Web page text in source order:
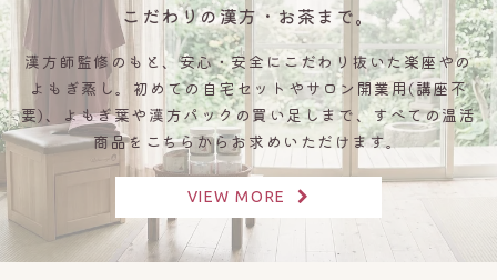
こだわりの漢方・お茶まで。
漢方師監修のもと、安心・安全にこだわり抜いた楽座やの
よもぎ蒸し。初めての自宅セットやサロン開業用(講座不
要)、よもぎ葉や漢方パックの買い足しまで、すべての温活
商品をこちらからお求めいただけます。
VIEW MORE